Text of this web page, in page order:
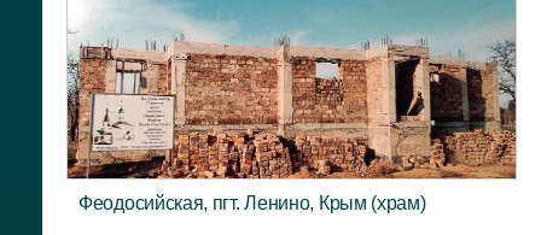
Феодосийская, пгт. Ленино, Крым (храм)